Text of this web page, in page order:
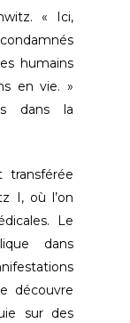
« Ici,
humains
en vie. »
dans la
transférée
I, où l’on
Le
dans
découvre
sur des